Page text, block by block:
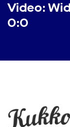
Video:
0:0